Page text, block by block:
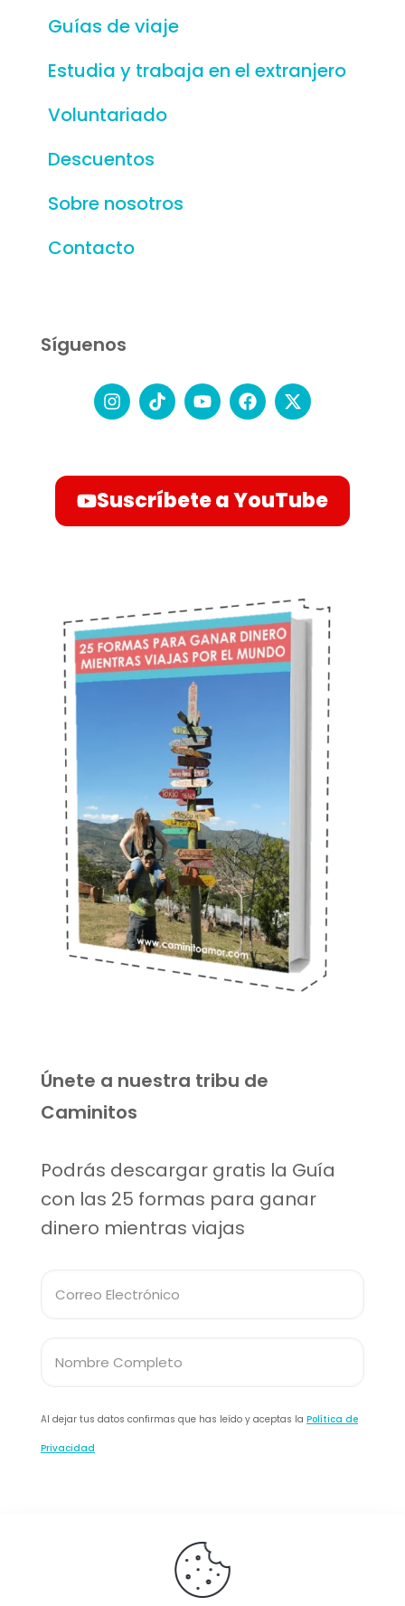
Guías de viaje
Estudia y trabaja en el extranjero
Voluntariado
Descuentos
Sobre nosotros
Contacto
Síguenos
Suscríbete a YouTube
Únete a nuestra tribu de
Caminitos
Podrás descargar gratis la Guía
con las 25 formas para ganar
dinero mientras viajas
Al dejar tus datos confirmas que has leído y aceptas la Política de
Privacidad